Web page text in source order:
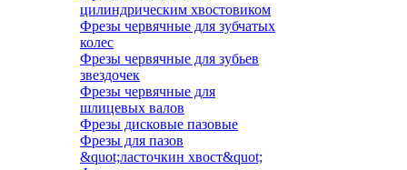
цилиндрическим хвостовиком
Фрезы червячные для зубчатых
колес
Фрезы червячные для зубьев
звездочек
Фрезы червячные для
шлицевых валов
Фрезы дисковые пазовые
Фрезы для пазов
&quot;ласточкин хвост&quot;